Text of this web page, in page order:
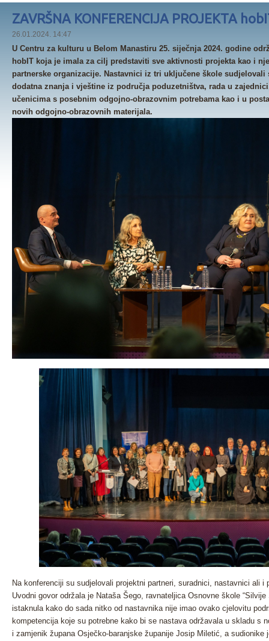
ZAVRŠNA KONFERENCIJA PROJEKTA
26.01.2024. 14:47
U Centru za kulturu u Belom Manastiru 25. siječnja 2024. godine
hobIT koja je imala za cilj predstaviti sve aktivnosti projekta kao i
partnerske organizacije. Nastavnici iz tri uključene škole
dodatna znanja i vještine iz područja poduzetništva, rada u
učenicima s posebnim odgojno-obrazovnim potrebama kao i u
novih odgojno-obrazovnih materijala.
Na konferenciji su sudjelovali projektni partneri, suradnici, nastavnici ali
Uvodni govor održala je Nataša Šego, ravnateljica Osnovne škole
istaknula kako do sada nitko od nastavnika nije imao ovako cjelovitu
kompetencija koje su potrebne kako bi se nastava održavala u skladu s
i zamjenik župana Osječko-baranjske županije Josip Miletić, a sudionike